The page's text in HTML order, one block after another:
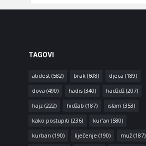
TAGOVI
abdest(582) brak(608) djeca (189)
dova (490) hadis(340) hadždž(207)
hajz (222) hidžab (187) islam (353)
kako postupiti (236) kur'an (580)
kurban (190) liječenje (190) muž(187)